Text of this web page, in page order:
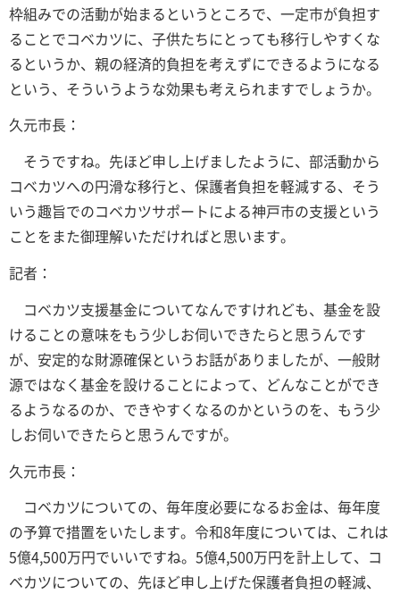
枠組みでの活動が始まるというところで、一定市が負担す
ることでコベカツに、子供たちにとっても移行しやすくな
るというか、親の経済的負担を考えずにできるようになる
という、そういうような効果も考えられますでしょうか。
久元市長：
そうですね。先ほど申し上げましたように、部活動から
コベカツへの円滑な移行と、保護者負担を軽減する、そう
いう趣旨でのコベカツサポートによる神戸市の支援という
ことをまた御理解いただければと思います。
記者：
コベカツ支援基金についてなんですけれども、基金を設
けることの意味をもう少しお伺いできたらと思うんです
が、安定的な財源確保というお話がありましたが、一般財
源ではなく基金を設けることによって、どんなことができ
るようなるのか、できやすくなるのかというのを、もう少
しお伺いできたらと思うんですが。
久元市長：
コベカツについての、毎年度必要になるお金は、毎年度
の予算で措置をいたします。令和8年度については、これは
5億4,500万円でいいですね。5億4,500万円を計上して、コ
ベカツについての、先ほど申し上げた保護者負担の軽減、